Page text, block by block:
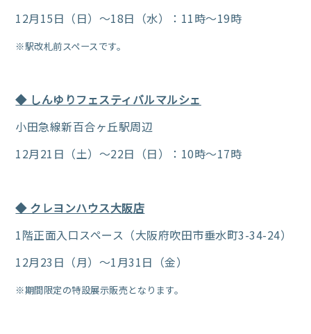
12月15日（日）～18日（水）：11時～19時
※駅改札前スペースです。
◆ しんゆりフェスティバルマルシェ
小田急線新百合ヶ丘駅周辺
12月21日（土）～22日（日）：10時～17時
◆ クレヨンハウス大阪店
1階正面入口スペース（大阪府吹田市垂水町3-34-24）
12月23日（月）～1月31日（金）
※期間限定の特設展示販売となります。